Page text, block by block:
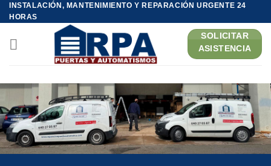
Saltar
al
contenido
INSTALACIÓN, MANTENIMIENTO Y REPARACIÓN URGENTE 24
HORAS
SOLICITAR
ASISTENCIA